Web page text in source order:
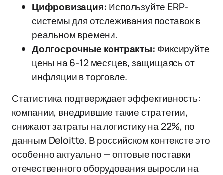
Цифровизация: Используйте ERP-
системы для отслеживания поставок в
реальном времени.
Долгосрочные контракты: Фиксируйте
цены на 6-12 месяцев, защищаясь от
инфляции в торговле.
Статистика подтверждает эффективность:
компании, внедрившие такие стратегии,
снижают затраты на логистику на 22%, по
данным Deloitte. В российском контексте это
особенно актуально — оптовые поставки
отечественного оборудования выросли на